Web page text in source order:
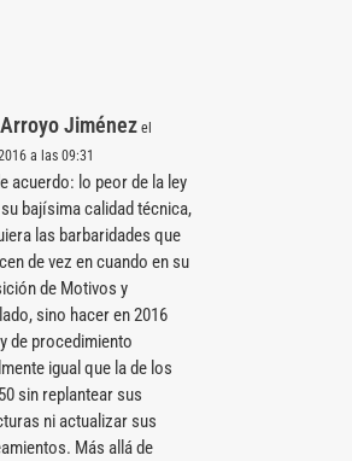
Jiménez el
a las 09:31
acuerdo: lo peor de la ley
bajísima calidad técnica,
las barbaridades que
de vez en cuando en su
de Motivos y
sino hacer en 2016
de procedimiento
igual que la de los
sin replantear sus
ni actualizar sus
Más allá de